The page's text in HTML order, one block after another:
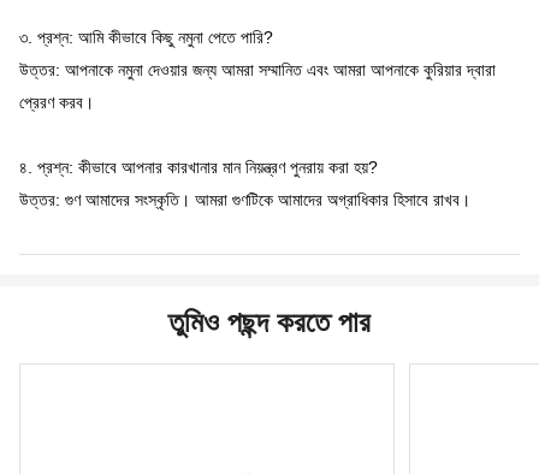
৩. প্রশ্ন: আমি কীভাবে কিছু নমুনা পেতে পারি?
উত্তর: আপনাকে নমুনা দেওয়ার জন্য আমরা সম্মানিত এবং আমরা আপনাকে কুরিয়ার দ্বারা
প্রেরণ করব।
৪. প্রশ্ন: কীভাবে আপনার কারখানার মান নিয়ন্ত্রণ পুনরায় করা হয়?
উত্তর: গুণ আমাদের সংস্কৃতি। আমরা গুণটিকে আমাদের অগ্রাধিকার হিসাবে রাখব।
তুমিও পছন্দ করতে পার